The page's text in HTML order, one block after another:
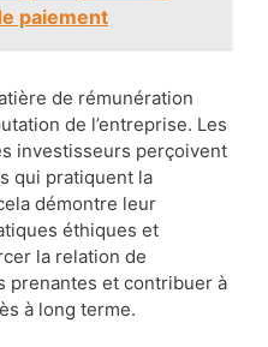
paiement
de rémunération
de l’entreprise. Les
investisseurs perçoivent
qui pratiquent la
démontre leur
éthiques et
la relation de
prenantes et contribuer à
à long terme.